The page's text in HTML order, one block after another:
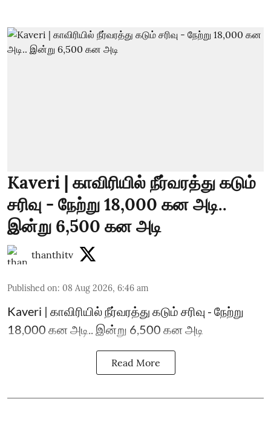
Kaveri | காவிரியில் நீர்வரத்து கடும்
சரிவு - நேற்று 18,000 கன அடி..
இன்று 6,500 கன அடி
thanthitv
Published on: 08 Aug 2026, 6:46 am
Kaveri | காவிரியில் நீர்வரத்து கடும் சரிவு - நேற்று
18,000 கன அடி.. இன்று 6,500 கன அடி
Read More